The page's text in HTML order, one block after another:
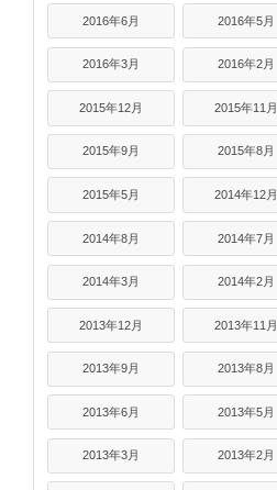
2016年6月 2016年5月
2016年3月 2016年2月
2015年12月 2015年11月
2015年9月 2015年8月
2015年5月 2014年12月
2014年8月 2014年7月
2014年3月 2014年2月
2013年12月 2013年11月
2013年9月 2013年8月
2013年6月 2013年5月
2013年3月 2013年2月